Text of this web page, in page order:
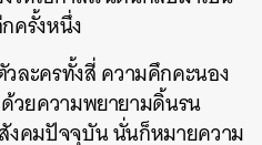
ครั้งหนึ่ง
ละครทั้งสี่ ความคึกคะนอง
วยความพยายามดิ้นรน
งคมปัจจุบัน นั่นก็หมายความ